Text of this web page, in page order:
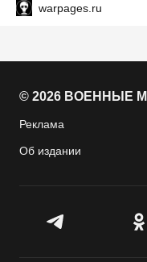
warpages.ru
© 2026 ВОЕННЫЕ
Реклама
Об издании